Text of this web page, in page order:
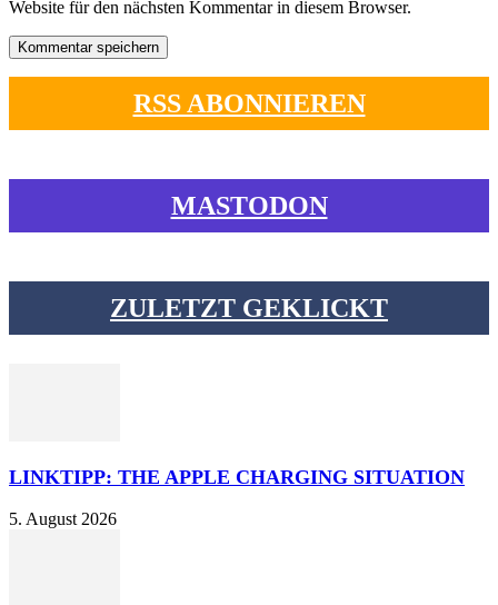
Website für den nächsten Kommentar in diesem Browser.
RSS ABONNIEREN
MASTODON
ZULETZT GEKLICKT
LINKTIPP: THE APPLE CHARGING SITUATION
5. August 2026